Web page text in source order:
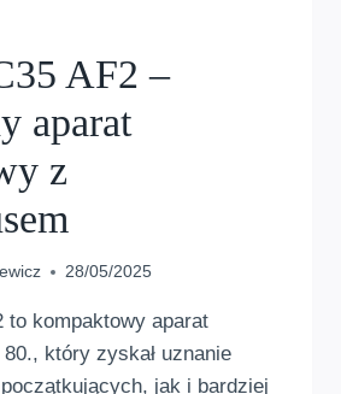
AF2 –
aparat
z
28/05/2025
to kompaktowy aparat
który zyskał uznanie
jak i bardziej